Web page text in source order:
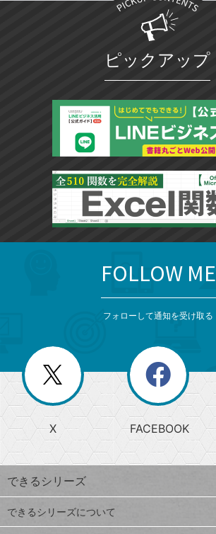
ピックアップ
じ
る
search
検
索
上
昇
ワ
ー
ド
Google
閉
じ
る
ー
か
ら
探
す
ト
FOLLOW ME
フォローして通知を受け取る
X FACEBOOK
できるシリーズ
できるシリーズについて